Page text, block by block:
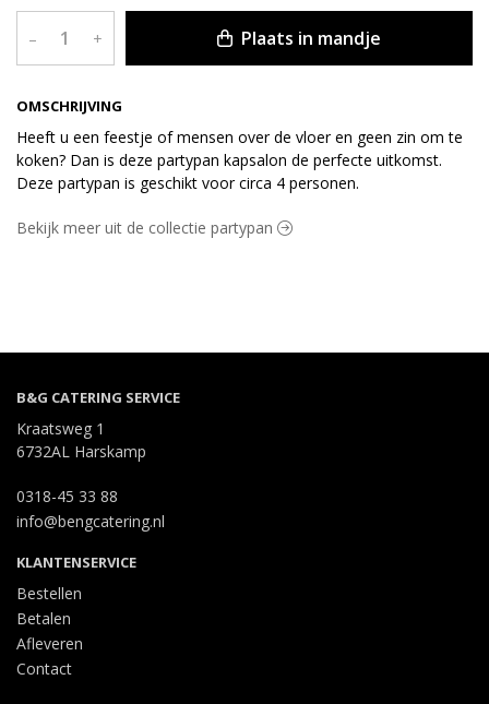
OMSCHRIJVING
Heeft u een feestje of mensen over de vloer en geen zin om te
koken? Dan is deze partypan kapsalon de perfecte uitkomst.
Deze partypan is geschikt voor circa 4 personen.
– + Plaats in mandje
Bekijk meer uit de collectie partypan
B&G CATERING SERVICE
Kraatsweg 1
6732AL Harskamp
0318-45 33 88
info@bengcatering.nl
KLANTENSERVICE
Bestellen
Betalen
Afleveren
Contact